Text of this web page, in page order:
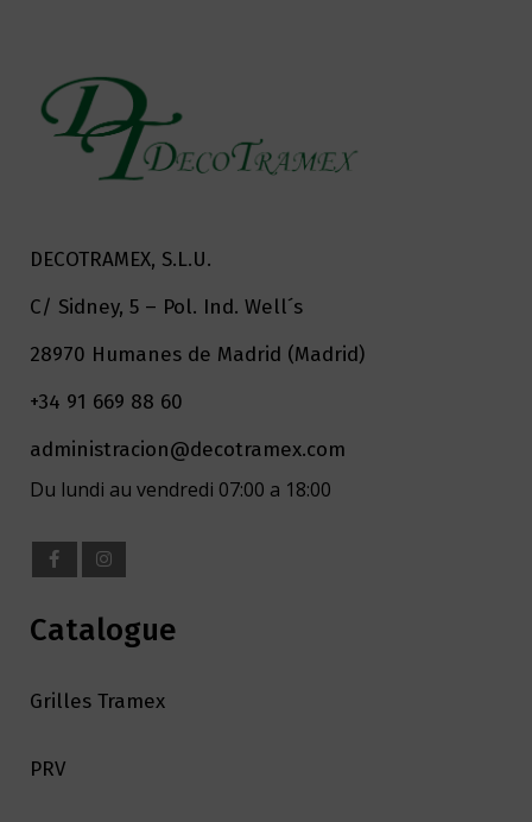
DECOTRAMEX, S.L.U.
C/ Sidney, 5 – Pol. Ind. Well´s
28970 Humanes de Madrid (Madrid)
+34 91 669 88 60
administracion@decotramex.com
Du lundi au vendredi 07:00 a 18:00
Catalogue
Grilles Tramex
PRV